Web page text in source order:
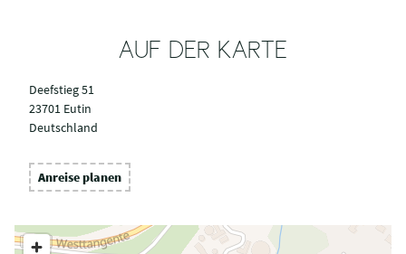
AUF DER KARTE
Deefstieg 51
23701 Eutin
Deutschland
Anreise planen